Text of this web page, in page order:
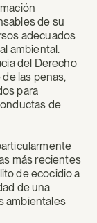
de su
adecuados
ambiental.
del Derecho
las penas,
para
de
más recientes
de ecocidio a
de una
ambientales